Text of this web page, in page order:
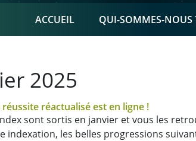
NAVIGATION
ACCUEIL QUI-SOMMES-NOUS
2025
réussite réactualisé est en ligne !
sont sortis en janvier et vous les
indexation, les belles progressions